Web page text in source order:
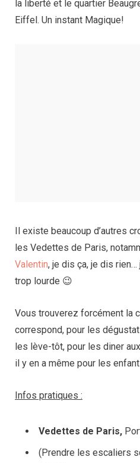
la liberté et le quartier
Eiffel. Un instant Magique!
Il existe beaucoup d’autres
les Vedettes de Paris,
Valentin, je dis ça, je dis
trop lourde 😉
Vous trouverez forcément la
correspond, pour les
les lève-tôt, pour les diner
il y en a même pour les
Infos pratiques :
Vedettes de Paris,
(Prendre les escaliers